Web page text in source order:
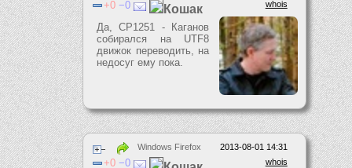
whois
0 0 Кошак
Да, CP1251 - Каганов
собирался на UTF8
движок переводить, на
недосуг ему пока.
2013-08-01 14:31
Windows Firefox
whois
0 0